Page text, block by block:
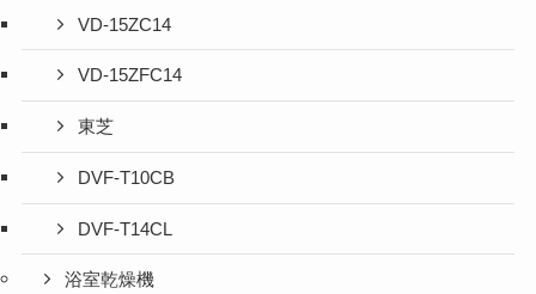
VD-15ZC14
VD-15ZFC14
東芝
DVF-T10CB
DVF-T14CL
浴室乾燥機